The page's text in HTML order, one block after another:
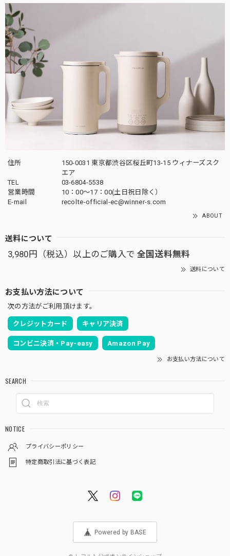
住所
150-0031 東京都渋谷区桜丘町13-15 ウィナーズスク
エア
TEL
03-6804-5538
営業時間
10：00〜17：00(土日祝日除く）
E-mail
recolte-official-ec@winner-s.com
ABOUT
送料について
3,980円（税込）以上のご購入で 全国送料無料
送料について
お支払い方法について
次の方法がご利用頂けます。
クレジットカード キャリア決済
コンビニ決済・Pay-easy Amazon Pay
お支払い方法について
SEARCH
NOTICE
プライバシーポリシー
特定商取引法に基づく表記
Powered by BASE